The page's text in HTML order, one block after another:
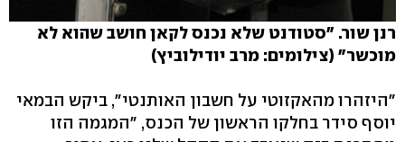
רנן שור. "סטודנט שלא נכנס לקאן חושב שהוא לא
מוכשר" (צילומים: מרב יודילוביץ)
"היזהרו מהאקזוטי על חשבון האותנטי", ביקש הבמאי
יוסף סידר בחלקו הראשון של הכנס, "המגמה הזו